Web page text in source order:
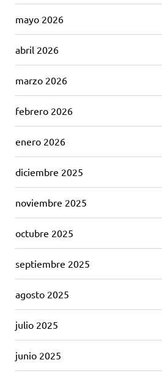
mayo 2026
abril 2026
marzo 2026
febrero 2026
enero 2026
diciembre 2025
noviembre 2025
octubre 2025
septiembre 2025
agosto 2025
julio 2025
junio 2025